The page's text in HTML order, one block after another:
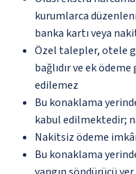
kurumlarca
banka kartı veya
Özel talepler, otele
bağlıdır ve ek
edilemez
Bu konaklama
kabul edilmektedir;
Nakitsiz ödeme
Bu konaklama